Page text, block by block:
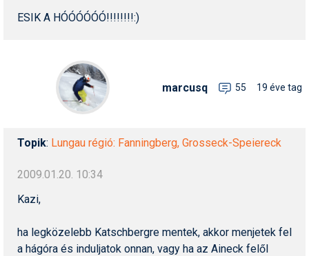
ESIK A HÓÓÓÓÓÓ!!!!!!!!:)
marcusq 55 19 éve tag
Topik: Lungau régió: Fanningberg, Grosseck-Speiereck
2009.01.20. 10:34
Kazi,
ha legközelebb Katschbergre mentek, akkor menjetek fel
a hágóra és induljatok onnan, vagy ha az Aineck felől